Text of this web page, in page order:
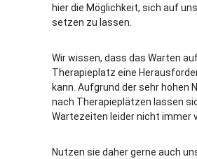
hier die Möglichkeit, sich auf
setzen zu lassen.
Wir wissen, dass das Warten
Therapieplatz eine
kann. Aufgrund der sehr hohen
nach Therapieplätzen lassen
Wartezeiten leider nicht immer
Nutzen sie daher gerne auch